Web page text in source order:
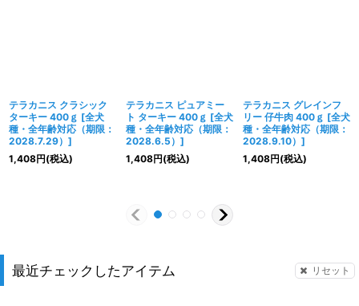
テラカニス クラシック
ターキー 400ｇ [全犬
種・全年齢対応（期限：
2028.7.29） ]
1,408円(税込)
テラカニス ピュアミー
ト ターキー 400ｇ [全犬
種・全年齢対応（期限：
2028.6.5） ]
1,408円(税込)
テラカニス グレインフ
リー 仔牛肉 400ｇ [全犬
種・全年齢対応（期限：
2028.9.10） ]
1,408円(税込)
最近チェックしたアイテム リセット